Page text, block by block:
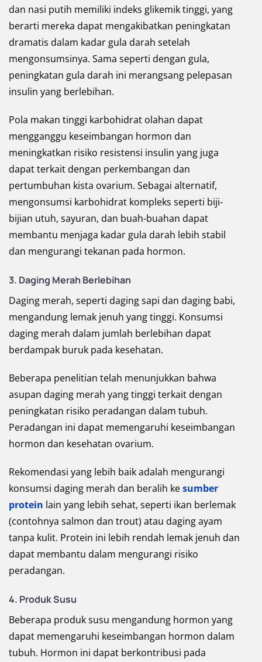
dan nasi putih memiliki indeks glikemik tinggi, yang
berarti mereka dapat mengakibatkan peningkatan
dramatis dalam kadar gula darah setelah
mengonsumsinya. Sama seperti dengan gula,
peningkatan gula darah ini merangsang pelepasan
insulin yang berlebihan.
Pola makan tinggi karbohidrat olahan dapat
mengganggu keseimbangan hormon dan
meningkatkan risiko resistensi insulin yang juga
dapat terkait dengan perkembangan dan
pertumbuhan kista ovarium. Sebagai alternatif,
mengonsumsi karbohidrat kompleks seperti biji-
bijian utuh, sayuran, dan buah-buahan dapat
membantu menjaga kadar gula darah lebih stabil
dan mengurangi tekanan pada hormon.
3. Daging Merah Berlebihan
Daging merah, seperti daging sapi dan daging babi,
mengandung lemak jenuh yang tinggi. Konsumsi
daging merah dalam jumlah berlebihan dapat
berdampak buruk pada kesehatan.
Beberapa penelitian telah menunjukkan bahwa
asupan daging merah yang tinggi terkait dengan
peningkatan risiko peradangan dalam tubuh.
Peradangan ini dapat memengaruhi keseimbangan
hormon dan kesehatan ovarium.
Rekomendasi yang lebih baik adalah mengurangi
konsumsi daging merah dan beralih kesumber
protein lain yang lebih sehat, seperti ikan berlemak
(contohnya salmon dan trout) atau daging ayam
tanpa kulit. Protein ini lebih rendah lemak jenuh dan
dapat membantu dalam mengurangi risiko
peradangan.
4. Produk Susu
Beberapa produk susu mengandung hormon yang
dapat memengaruhi keseimbangan hormon dalam
tubuh. Hormon ini dapat berkontribusi pada